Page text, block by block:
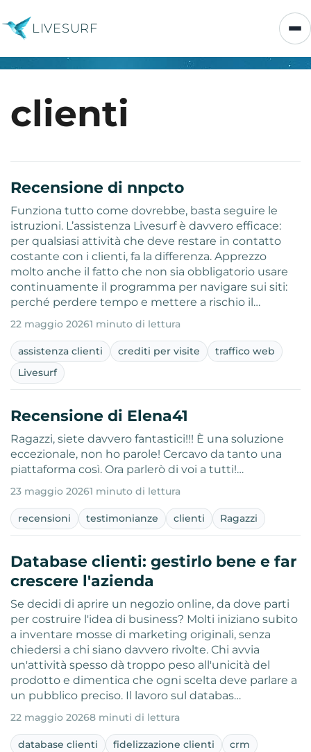
LIVESURF
clienti
Recensione di nnpcto
Funziona tutto come dovrebbe, basta seguire le
istruzioni. L’assistenza Livesurf è davvero efficace:
per qualsiasi attività che deve restare in contatto
costante con i clienti, fa la differenza. Apprezzo
molto anche il fatto che non sia obbligatorio usare
continuamente il programma per navigare sui siti:
perché perdere tempo e mettere a rischio il…
22 maggio 20261 minuto di lettura
assistenza clienti crediti per visite
traffico web
Livesurf
Recensione di Elena41
Ragazzi, siete davvero fantastici!!! È una soluzione
eccezionale, non ho parole! Cercavo da tanto una
piattaforma così. Ora parlerò di voi a tutti!…
23 maggio 20261 minuto di lettura
recensioni testimonianze clienti Ragazzi
Database clienti: gestirlo bene e far
crescere l'azienda
Se decidi di aprire un negozio online, da dove parti
per costruire l'idea di business? Molti iniziano subito
a inventare mosse di marketing originali, senza
chiedersi a chi siano davvero rivolte. Chi avvia
un'attività spesso dà troppo peso all'unicità del
prodotto e dimentica che ogni scelta deve parlare a
un pubblico preciso. Il lavoro sul databas…
22 maggio 20268 minuti di lettura
database clienti fidelizzazione clienti
crm